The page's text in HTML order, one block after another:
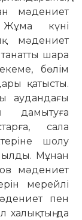
мәдениет
Жұма күні
мәдениет
шара
бөлім
қатысты.
аудандағы
дамытуға
сала
шолу
Мұнан
мәдениет
мерейлі
пен
халықтың да